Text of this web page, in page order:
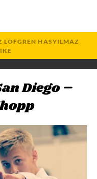
LÖFGREN HASYILMAZ
Diego –